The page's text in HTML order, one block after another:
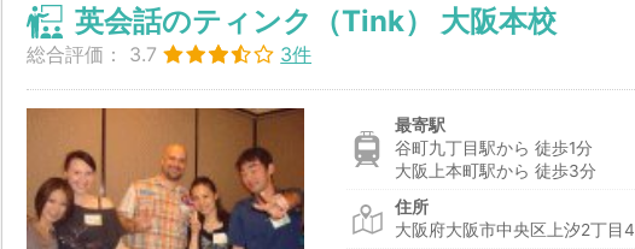
英会話のティンク（Tink） 大阪本校
総合評価： 3.7 3件
最寄駅
谷町九丁目駅から 徒歩1分
大阪上本町駅から 徒歩3分
住所
大阪府大阪市中央区上汐2丁目4